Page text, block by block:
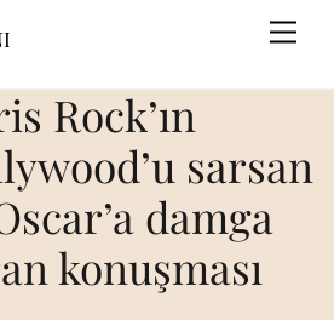
Rock’ın
sarsan
damga
konuşması